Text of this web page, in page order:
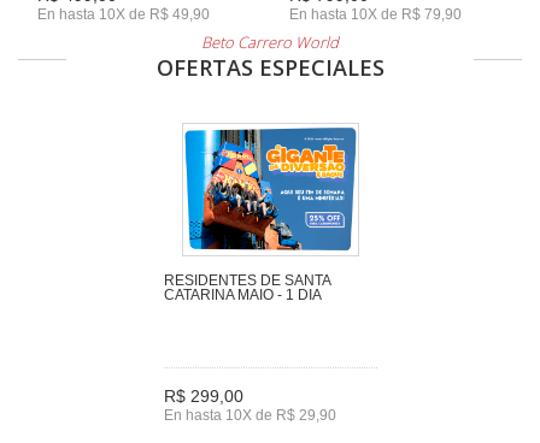
En hasta 10X de R$ 49,90 En hasta 10X de R$ 79,90
Beto Carrero World
OFERTAS ESPECIALES
RESIDENTES DE SANTA
CATARINA MAIO - 1 DIA
R$ 299,00
En hasta 10X de R$ 29,90